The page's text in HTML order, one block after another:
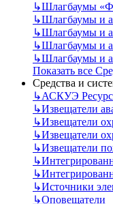
↳Шлагбаумы
↳Шлагбаумы и
↳Шлагбаумы и
↳Шлагбаумы и
↳Шлагбаумы и
Показать все
Средства и
↳АСКУЭ Ресурс
↳Извещатели
↳Извещатели
↳Извещатели
↳Извещатели
↳
↳
↳Источники
↳Оповещатели